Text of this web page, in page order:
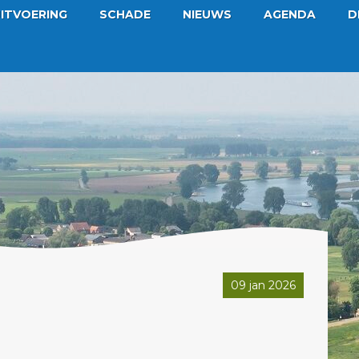
SCHADE NIEUWS AGENDA
09 jan 2026